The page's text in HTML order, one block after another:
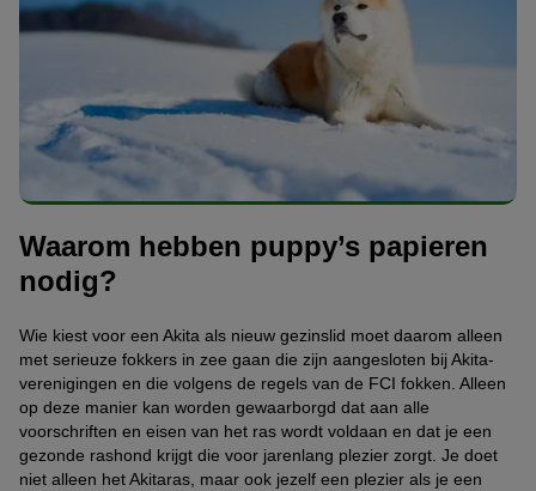
Waarom hebben puppy’s papieren
nodig?
Wie kiest voor een Akita als nieuw gezinslid moet daarom alleen
met serieuze fokkers in zee gaan die zijn aangesloten bij Akita-
verenigingen en die volgens de regels van de FCI fokken. Alleen
op deze manier kan worden gewaarborgd dat aan alle
voorschriften en eisen van het ras wordt voldaan en dat je een
gezonde rashond krijgt die voor jarenlang plezier zorgt. Je doet
niet alleen het Akitaras, maar ook jezelf een plezier als je een